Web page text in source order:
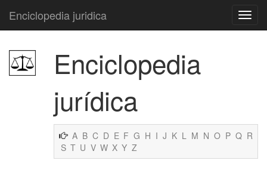
Enciclopedia juridica
Enciclopedia
jurídica
A B C D E F G H I J K L M N O P Q R
S T U V W X Y Z